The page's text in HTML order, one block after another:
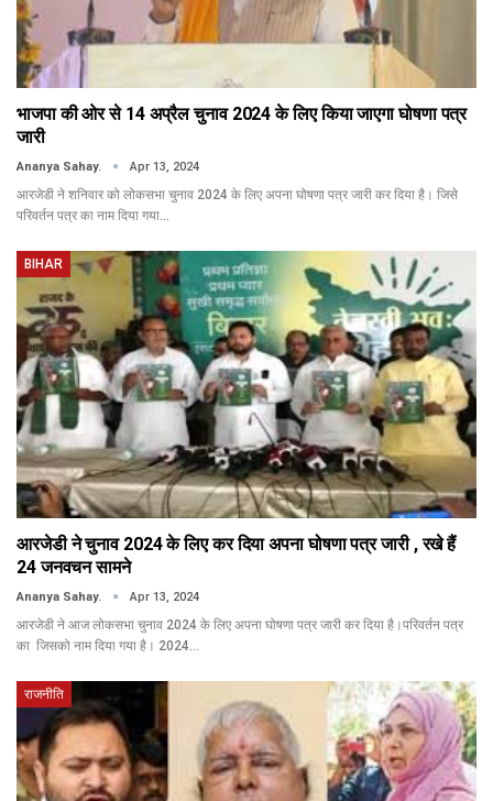
भाजपा की ओर से 14 अप्रैल चुनाव 2024 के लिए किया जाएगा घोषणा पत्र
जारी
Ananya Sahay. Apr 13, 2024
आरजेडी ने शनिवार को लोकसभा चुनाव 2024 के लिए अपना घोषणा पत्र जारी कर दिया है। जिसे
परिवर्तन पत्र का नाम दिया गया…
BIHAR
आरजेडी ने चुनाव 2024 के लिए कर दिया अपना घोषणा पत्र जारी , रखे हैं
24 जनवचन सामने
Ananya Sahay. Apr 13, 2024
आरजेडी ने आज लोकसभा चुनाव 2024 के लिए अपना घोषणा पत्र जारी कर दिया है।परिवर्तन पत्र
का जिसको नाम दिया गया है। 2024…
राजनीति